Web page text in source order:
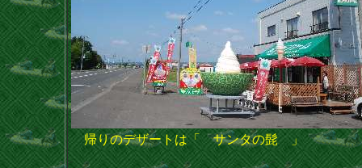
帰りのデザートは「 サンタの髭 」